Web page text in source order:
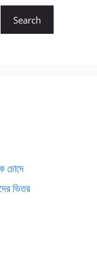
Search
চোদে
ভিতর